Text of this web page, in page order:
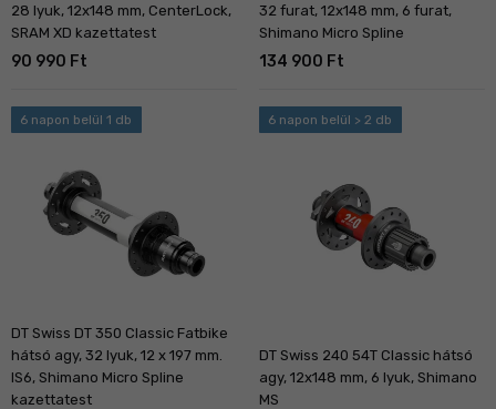
28 lyuk, 12x148 mm, CenterLock,
SRAM XD kazettatest
90 990 Ft
32 furat, 12x148 mm, 6 furat,
Shimano Micro Spline
134 900 Ft
6 napon belül 1 db
DT Swiss DT 350 Classic Fatbike
hátsó agy, 32 lyuk, 12 x 197 mm.
IS6, Shimano Micro Spline
kazettatest
6 napon belül > 2 db
DT Swiss 240 54T Classic hátsó
agy, 12x148 mm, 6 lyuk, Shimano
MS